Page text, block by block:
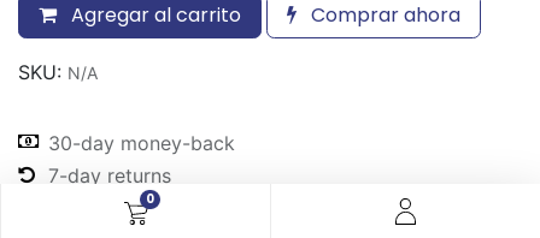
0
Agregar al carrito Comprar ahora
SKU: N/A
30-day money-back
7-day returns
Shipping: 2-3 Days